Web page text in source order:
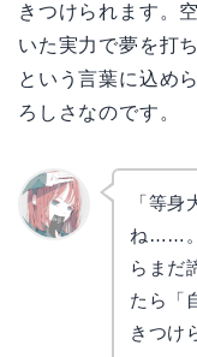
きつけられます。
いた実力で夢を打
という言葉に込め
ろしさなのです。
「等
ね……。
らまだ
たら「
きつけ